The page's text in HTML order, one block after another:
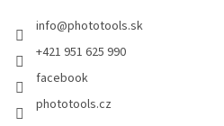
info@phototools.sk
+421 951 625 990
facebook
phototools.cz